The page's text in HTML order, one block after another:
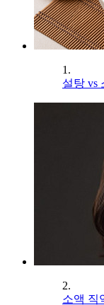
1.
설탕 vs
2.
소액 직